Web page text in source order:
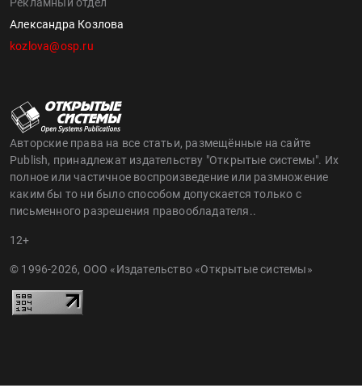
Александра Козлова
kozlova@osp.ru
Авторские права на все статьи, размещённые на сайте
Publish, принадлежат издательству "Открытые системы". Их
полное или частичное воспроизведение или размножение
каким бы то ни было способом допускается только с
письменного разрешения правообладателя..
12+
© 1996-2026, ООО «Издательство «Открытые системы»